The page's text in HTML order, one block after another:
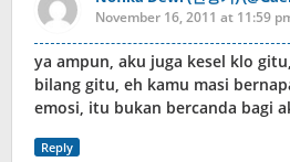
November 16, 2011 at 11:59
ya ampun, aku juga kesel klo
bilang gitu, eh kamu masi
emosi, itu bukan bercanda bagi
Reply